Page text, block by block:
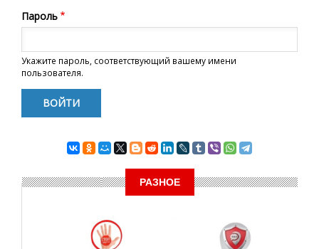
Пароль
Укажите пароль, соответствующий вашему имени
пользователя.
РАЗНОЕ